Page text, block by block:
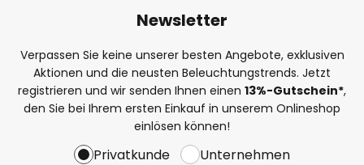
Newsletter
Verpassen Sie keine unserer besten Angebote, exklusiven
Aktionen und die neusten Beleuchtungstrends. Jetzt
registrieren und wir senden Ihnen einen 13%-Gutschein*,
den Sie bei Ihrem ersten Einkauf in unserem Onlineshop
einlösen können!
Privatkunde Unternehmen